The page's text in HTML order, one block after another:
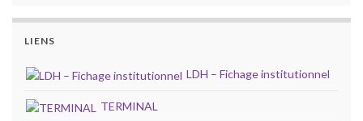
LIENS
LDH – Fichage institutionnel
TERMINAL